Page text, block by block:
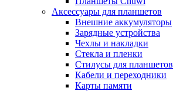
Аксессуары для планшетов
Внешние аккумуляторы
Зарядные устройства
Чехлы и накладки
Стекла и пленки
Стилусы для планшетов
Кабели и переходники
Карты памяти